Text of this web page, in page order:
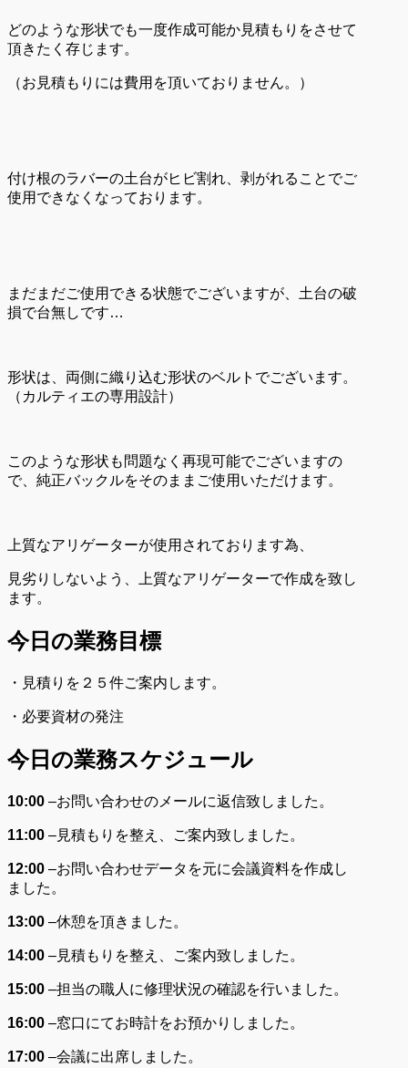
どのような形状でも一度作成可能か見積もりをさせて
頂きたく存じます。
（お見積もりには費用を頂いておりません。）
付け根のラバーの土台がヒビ割れ、剥がれることでご
使用できなくなっております。
まだまだご使用できる状態でございますが、土台の破
損で台無しです…
形状は、両側に織り込む形状のベルトでございます。
（カルティエの専用設計）
このような形状も問題なく再現可能でございますの
で、純正バックルをそのままご使用いただけます。
上質なアリゲーターが使用されております為、
見劣りしないよう、上質なアリゲーターで作成を致し
ます。
今日の業務目標
・見積りを２５件ご案内します。
・必要資材の発注
今日の業務スケジュール
10:00 –お問い合わせのメールに返信致しました。
11:00 –見積もりを整え、ご案内致しました。
12:00 –お問い合わせデータを元に会議資料を作成し
ました。
13:00 –休憩を頂きました。
14:00 –見積もりを整え、ご案内致しました。
15:00 –担当の職人に修理状況の確認を行いました。
16:00 –窓口にてお時計をお預かりしました。
17:00 –会議に出席しました。